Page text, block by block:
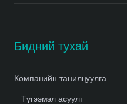
Бидний тухай
Компанийн танилцуулга
Түгээмэл асуулт